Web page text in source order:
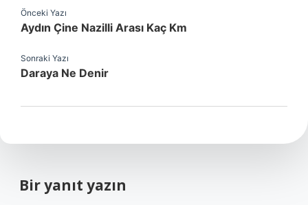
Önceki Yazı
Aydın Çine Nazilli Arası Kaç Km
Sonraki Yazı
Daraya Ne Denir
Bir yanıt yazın